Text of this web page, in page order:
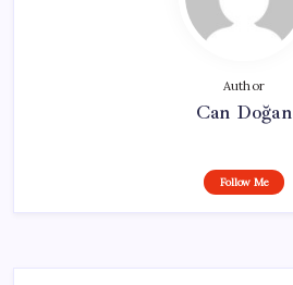
Author
Can Doğan
Follow Me